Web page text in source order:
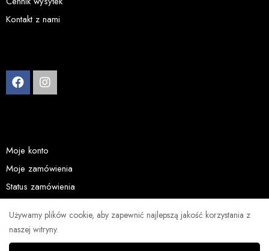
Kontakt z nami
Moje konto
Moje zamówienia
Status zamówienia
Używamy plików cookie, aby zapewnić najlepszą jakość korzystania z
naszej witryny.